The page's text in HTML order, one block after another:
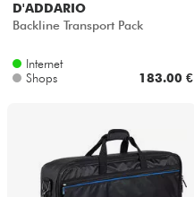
D'ADDARIO
Backline Transport Pack
Internet
Shops
183.00 €